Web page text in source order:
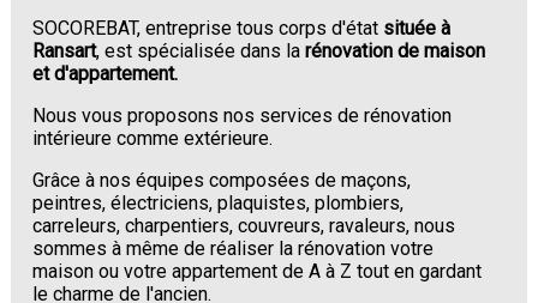
SOCOREBAT, entreprise tous corps d'état située à
Ransart, est spécialisée dans larénovation de maison
et d'appartement.
Nous vous proposons nos services de rénovation
intérieure comme extérieure.
Grâce à nos équipes composées de maçons,
peintres, électriciens, plaquistes, plombiers,
carreleurs, charpentiers, couvreurs, ravaleurs, nous
sommes à même de réaliser la rénovation votre
maison ou votre appartement de A à Z tout en gardant
le charme de l'ancien.